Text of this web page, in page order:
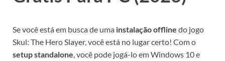
Se você está em busca de uma instalação offline do jogo
Skul: The Hero Slayer, você está no lugar certo! Com o
setup standalone, você pode jogá-lo em Windows 10 e